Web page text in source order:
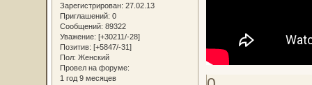
Зарегистрирован: 27.02.13
Приглашений: 0
Сообщений: 89322
Уважение: [+30211/-28]
Позитив: [+5847/-31]
Пол: Женский
Провел на форуме:
1 год 9 месяцев